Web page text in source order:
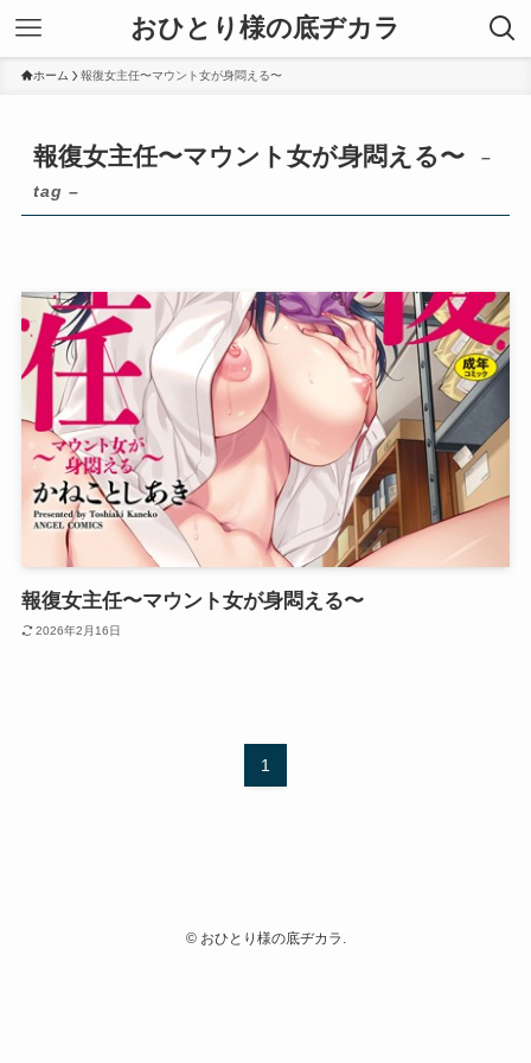
おひとり様の底ヂカラ
ホーム 報復女主任〜マウント女が身悶える〜
報復女主任〜マウント女が身悶える〜
–
tag –
報復女主任〜マウント女が身悶える〜
2026年2月16日
1
©おひとり様の底ヂカラ.